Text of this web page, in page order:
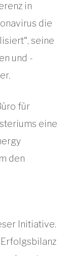
in
die
seine
und -
für
eine
den
Initiative.